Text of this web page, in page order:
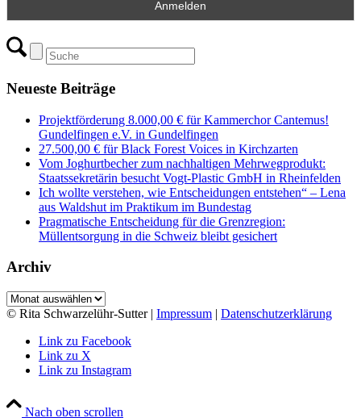
Neueste Beiträge
Projektförderung 8.000,00 € für Kammerchor Cantemus!
Gundelfingen e.V. in Gundelfingen
27.500,00 € für Black Forest Voices in Kirchzarten
Vom Joghurtbecher zum nachhaltigen Mehrwegprodukt:
Staatssekretärin besucht Vogt-Plastic GmbH in Rheinfelden
Ich wollte verstehen, wie Entscheidungen entstehen“ – Lena
aus Waldshut im Praktikum im Bundestag
Pragmatische Entscheidung für die Grenzregion:
Müllentsorgung in die Schweiz bleibt gesichert
Archiv
Archiv
© Rita Schwarzelühr-Sutter | Impressum | Datenschutzerklärung
Link zu Facebook
Link zu X
Link zu Instagram
Nach oben scrollen